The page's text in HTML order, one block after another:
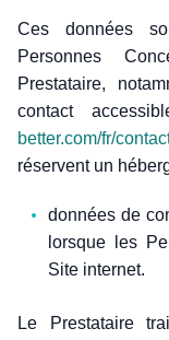
Ces données
Personnes
Prestataire,
contact
better.com/fr/
réservent un
données de
lorsque les
Site internet.
Le Prestataire